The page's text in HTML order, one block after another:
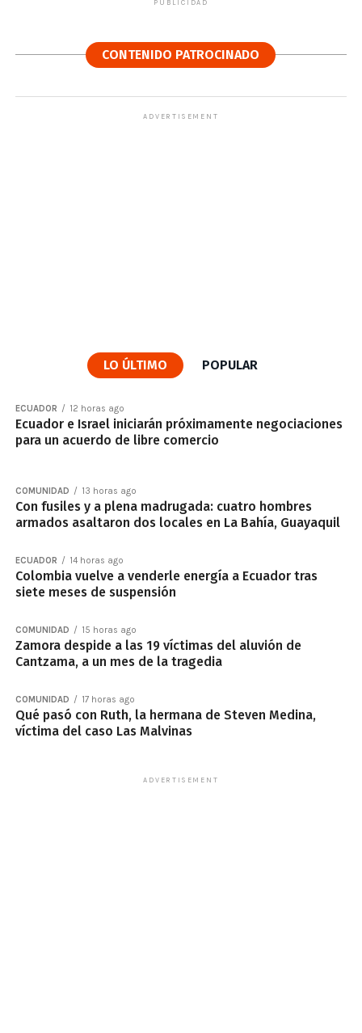
PUBLICIDAD
CONTENIDO PATROCINADO
ADVERTISEMENT
LO ÚLTIMO POPULAR
ECUADOR 12 horas ago
Ecuador e Israel iniciarán próximamente negociaciones
para un acuerdo de libre comercio
COMUNIDAD 13 horas ago
Con fusiles y a plena madrugada: cuatro hombres
armados asaltaron dos locales en La Bahía, Guayaquil
ECUADOR 14 horas ago
Colombia vuelve a venderle energía a Ecuador tras
siete meses de suspensión
COMUNIDAD 15 horas ago
Zamora despide a las 19 víctimas del aluvión de
Cantzama, a un mes de la tragedia
COMUNIDAD 17 horas ago
Qué pasó con Ruth, la hermana de Steven Medina,
víctima del caso Las Malvinas
ADVERTISEMENT